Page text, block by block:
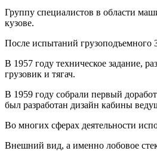
Группу специалистов в области
кузове.
После испытаний грузоподъемного
В 1957 году техническое задание,
грузовик и тягач.
В 1959 году собрали первый
был разработан дизайн кабины
Во многих сферах деятельности
Внешний вид, а именно лобовое